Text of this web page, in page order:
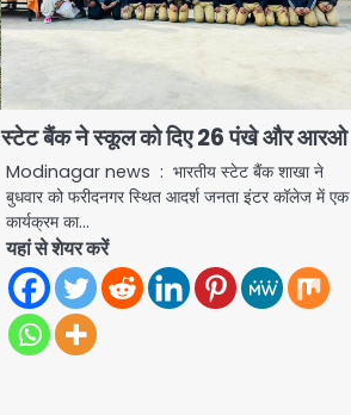
स्टेट बैंक ने स्कूल को दिए 26 पंखे और आरओ
Modinagar news : भारतीय स्टेट बैंक शाखा ने
बुधवार को फरीदनगर स्थित आदर्श जनता इंटर कॉलेज में एक
कार्यक्रम का…
यहां से शेयर करें